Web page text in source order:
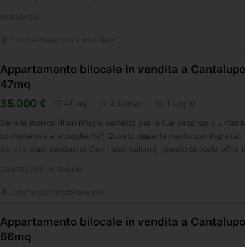
Appartamento bilocale in vendita a
47mq
35.000 € 47 mq 2 stanze 1 bagno
Sei alla ricerca di un rifugio perfetto per le tue vacanze o
confortevole e accogliente? Questo appartamento con ingresso
ciò che stavi cercando! Con i suoi balconi, questo bilocale offre
Appartamento bilocale in vendita a
66mq